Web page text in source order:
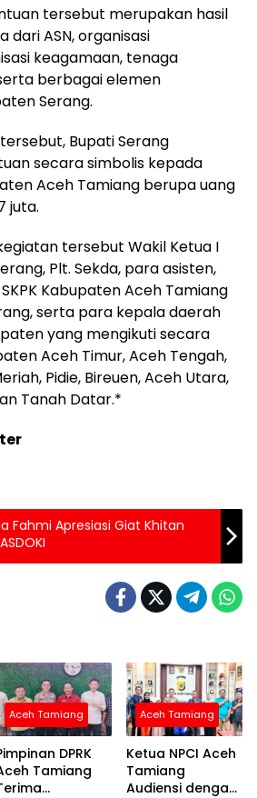
tersebut merupakan hasil
dari ASN, organisasi
keagamaan, tenaga
berbagai elemen
Serang.
Bupati Serang
secara simbolis kepada
Aceh Tamiang berupa uang
juta.
tersebut Wakil Ketua I
Plt. Sekda, para asisten,
Kabupaten Aceh Tamiang
serta para kepala daerah
yang mengikuti secara
Aceh Timur, Aceh Tengah,
Pidie, Bireuen, Aceh Utara,
Tanah Datar.*
Fahmi Apresiasi Giat Khitan
Aceh Tamiang
DPRK
Tamiang
Aceh Tamiang
Ketua NPCI Aceh
Tamiang
Audiensi dengan